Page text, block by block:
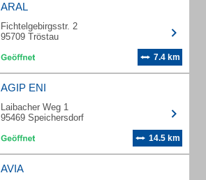
ARAL
Fichtelgebirgsstr. 2
95709 Tröstau
7.4 km
AGIP ENI
Laibacher Weg 1
95469 Speichersdorf
14.5 km
AVIA